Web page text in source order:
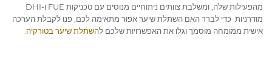
מהפעילות שלה, ומשלבת צוותים ניתוחיים מנוסים עם טכניקות FUE ו‑DHI
מודרניות. כדי לברר האם השתלת שיער אפור מתאימה לכם, פנו לקבלת הערכה
אישית ממומחה מוסמך וגלו את האפשרויות שלכם להשתלת שיער בטורקיה